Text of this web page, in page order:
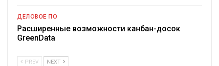
ДЕЛОВОЕ ПО
Расширенные возможности канбан-досок
GreenData
PREV NEXT